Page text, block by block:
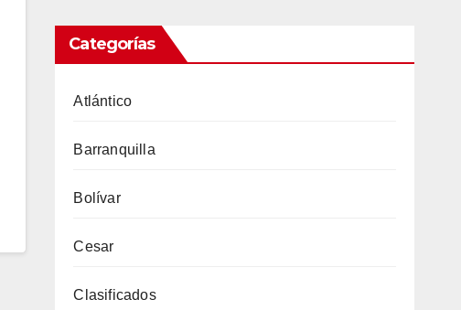
Categorías
Atlántico
Barranquilla
Bolívar
Cesar
Clasificados